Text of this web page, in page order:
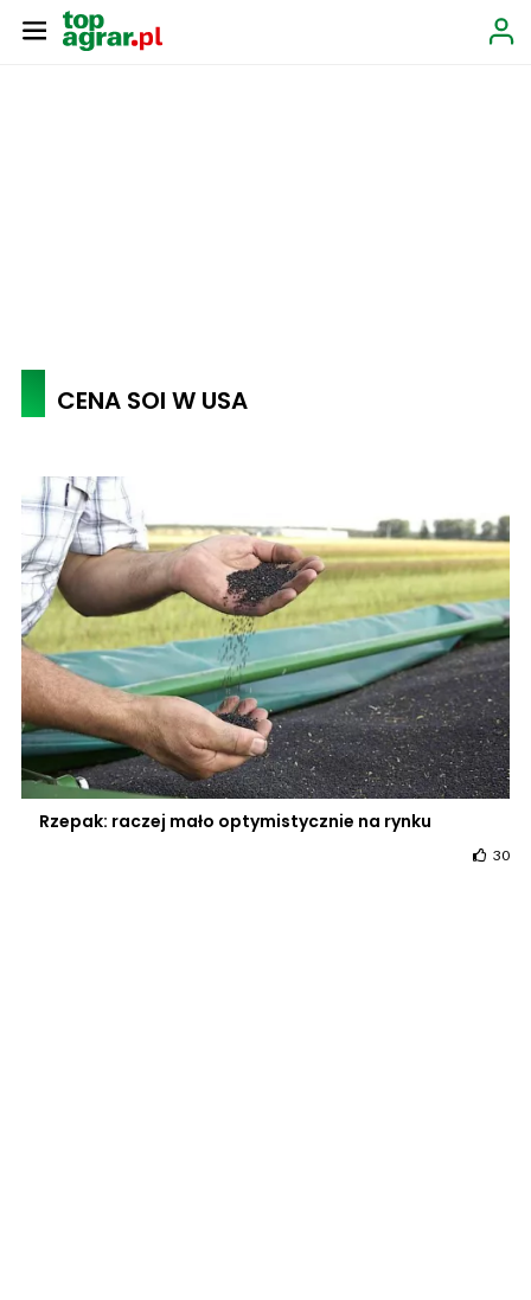
CENA SOI W USA
Rzepak: raczej mało optymistycznie na rynku
30